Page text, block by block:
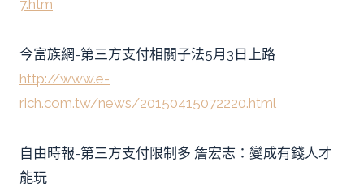
7.htm
今富族網-第三方支付相關子法5月3日上路
http://www.e-
rich.com.tw/news/20150415072220.html
自由時報-第三方支付限制多 詹宏志：變成有錢人才
能玩